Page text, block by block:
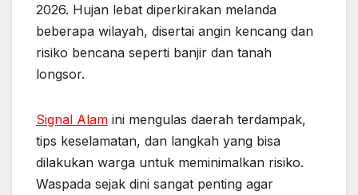
2026. Hujan lebat diperkirakan melanda
beberapa wilayah, disertai angin kencang dan
risiko bencana seperti banjir dan tanah
longsor.
Signal Alam ini mengulas daerah terdampak,
tips keselamatan, dan langkah yang bisa
dilakukan warga untuk meminimalkan risiko.
Waspada sejak dini sangat penting agar